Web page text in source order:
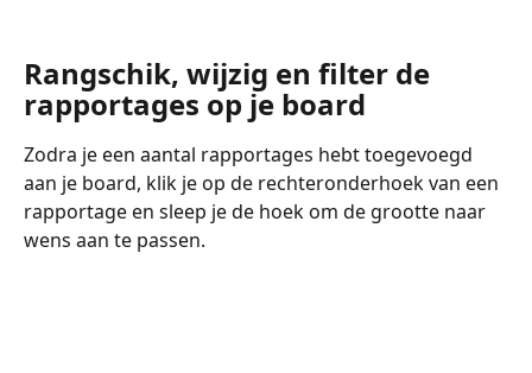
Rangschik, wijzig en filter de
rapportages op je board
Zodra je een aantal rapportages hebt toegevoegd
aan je board, klik je op de rechteronderhoek van een
rapportage en sleep je de hoek om de grootte naar
wens aan te passen.